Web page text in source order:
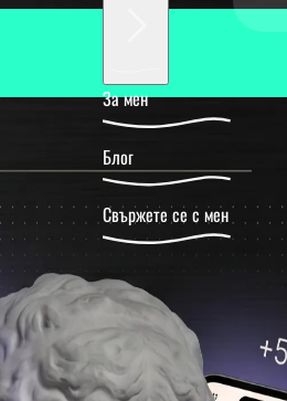
За мен
Блог
Свържете се с мен